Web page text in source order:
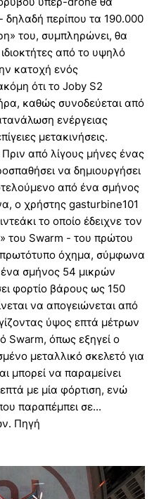
δηλαδή περίπου τα 190.000
του, συμπληρώνει, θα
από το υψηλό
κατοχή ενός
ότι το Joby S2
καθώς συνοδεύεται από
ενέργειας
μετακινήσεις.
από λίγους μήνες ένας
να δημιουργήσει
από ένα σμήνος
ο χρήστης gasturbine101
το οποίο έδειχνε τον
του Swarm - του πρώτου
όχημα, σύμφωνα
ένα σμήνος 54 μικρών
φορτίο βάρους ως 150
να απογειώνεται από
ύψος επτά μέτρων
Swarm, όπως εξηγεί ο
μεταλλικό σκελετό για
μπορεί να παραμείνει
με μία φόρτιση, ενώ
παραπέμπει σε...
Πηγή